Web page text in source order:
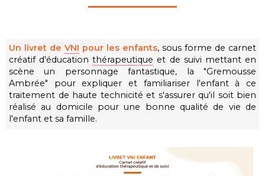
Un livret de VNI pour les enfants, sous forme de carnet
créatif d'éducationthérapeutique et de suivi mettant en
scène un personnage fantastique, la "Gremousse
Ambrée" pour expliquer et familiariser l'enfant à ce
traitement de haute technicité et s'assurer qu'il soit bien
réalisé au domicile pour une bonne qualité de vie de
l'enfant et sa famille.